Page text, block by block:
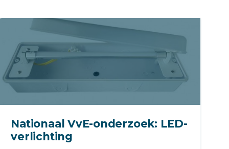
Nationaal VvE-onderzoek: LED-
verlichting